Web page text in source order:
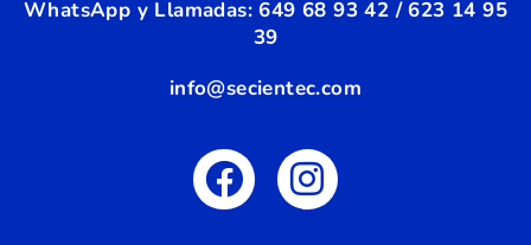
WhatsApp y Llamadas: 649 68 93 42 / 623 14 95
39
info@secientec.com